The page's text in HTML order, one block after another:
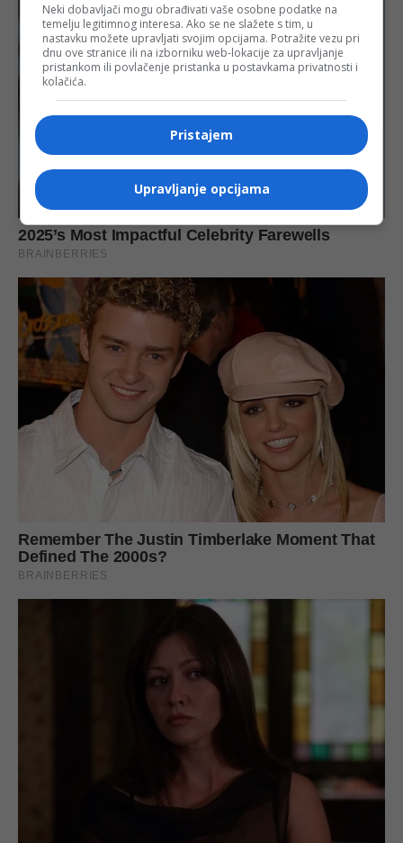
Neki dobavljači mogu obrađivati vaše osobne podatke na
temelju legitimnog interesa. Ako se ne slažete s tim, u
nastavku možete upravljati svojim opcijama. Potražite vezu pri
dnu ove stranice ili na izborniku web-lokacije za upravljanje
pristankom ili povlačenje pristanka u postavkama privatnosti i
kolačića.
Pristajem
Upravljanje opcijama